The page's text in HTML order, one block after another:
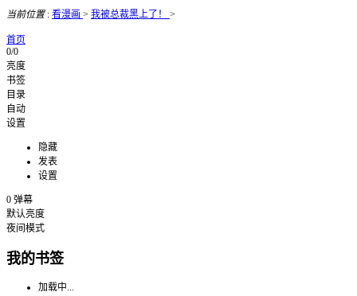
当前位置: 看漫画 > 我被总裁黑上了！ >
首页
0/0
亮度
书签
目录
自动
设置
隐藏
发表
设置
0 弹幕
默认亮度
夜间模式
我的书签
加载中...